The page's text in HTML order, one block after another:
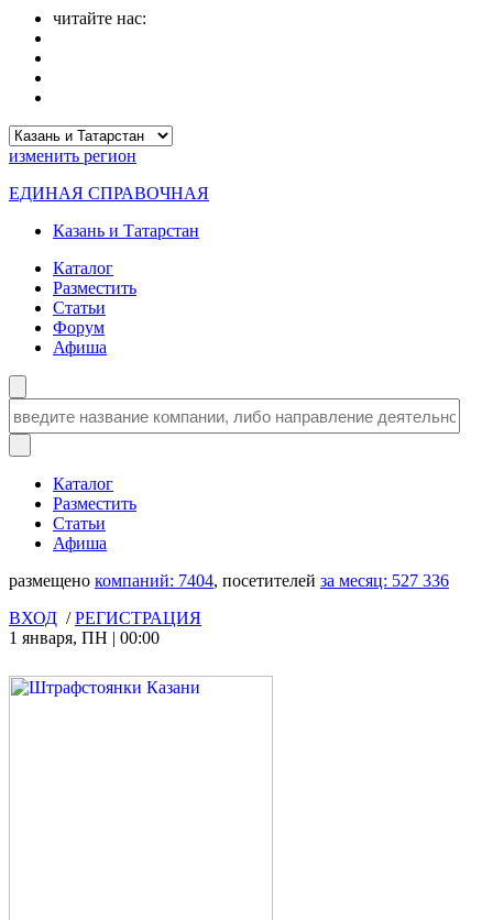
читайте нас:
изменить регион
ЕДИНАЯ СПРАВОЧНАЯ
Казань и Татарстан
Каталог
Разместить
Статьи
Форум
Афиша
Каталог
Разместить
Статьи
Афиша
размещено компаний: 7404, посетителей за месяц: 527 336
ВХОД /РЕГИСТРАЦИЯ
1 января, ПН | 00:00